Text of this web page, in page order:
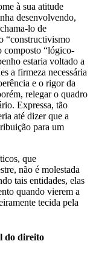
à sua atitude
desenvolvendo,
lo de
“constructivismo
composto “lógico-
estaria voltado a
a firmeza necessária
e o rigor da
relegar o quadro
Expressa, tão
até dizer que a
para um
que
não é molestada
tais entidades, elas
quando vierem a
tecida pela
do direito